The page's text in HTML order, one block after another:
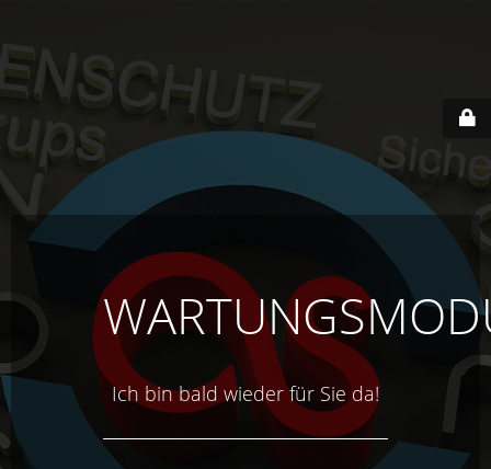
Ich bin bald wieder für Sie da!